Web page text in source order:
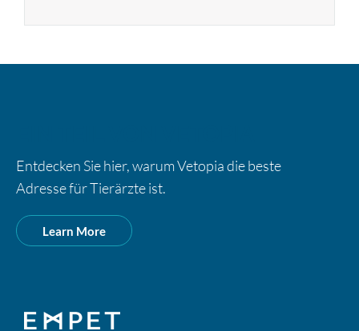
Entdecken Sie hier, warum Vetopia die beste
Adresse für Tierärzte ist.
Learn More